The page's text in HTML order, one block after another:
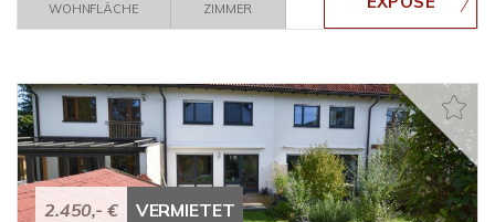
WOHNFLÄCHE
ZIMMER
2.450,- € VERMIETET